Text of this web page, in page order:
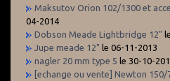
Maksutov Orion 102/1300 et
04-2014
Dobson Meade Lightbridge 12"
Jupe meade 12" le 06-11-2013
nagler 20 mm type 5 le 30-10-
[echange ou vente] Newton